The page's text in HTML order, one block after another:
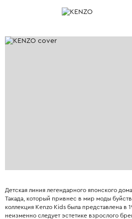
Детская линия легендарного японского
Такада, который привнес в мир моды
коллекция Kenzo Kids была представлена в
неизменно следует эстетике взрослого